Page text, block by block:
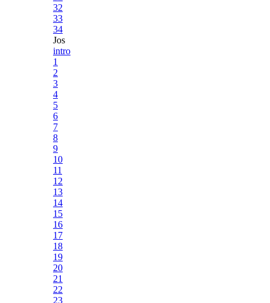
32
33
34
Jos
intro
1
2
3
4
5
6
7
8
9
10
11
12
13
14
15
16
17
18
19
20
21
22
23